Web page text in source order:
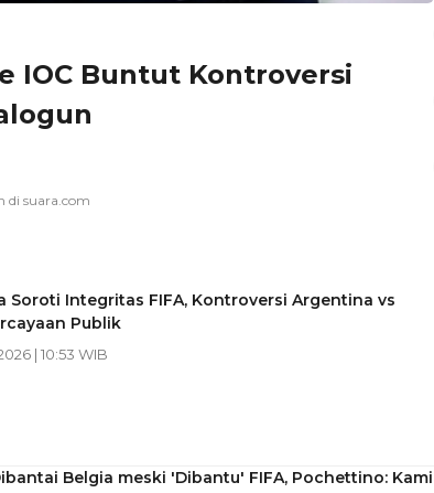
IOC Buntut Kontroversi
Soroti Integritas FIFA, Kontroversi Argentina vs
Publik
| 10:53 WIB
Belgia meski 'Dibantu' FIFA, Pochettino: Kami